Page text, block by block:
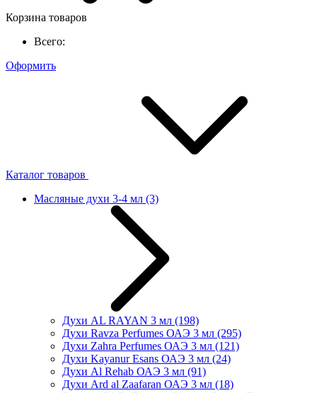
Корзина товаров
Всего:
Оформить
Каталог товаров
Масляные духи 3-4 мл (3)
Духи AL RAYAN 3 мл (198)
Духи Ravza Perfumes ОАЭ 3 мл (295)
Духи Zahra Perfumes ОАЭ 3 мл (121)
Духи Kayanur Esans ОАЭ 3 мл (24)
Духи Al Rehab ОАЭ 3 мл (91)
Духи Ard al Zaafaran ОАЭ 3 мл (18)